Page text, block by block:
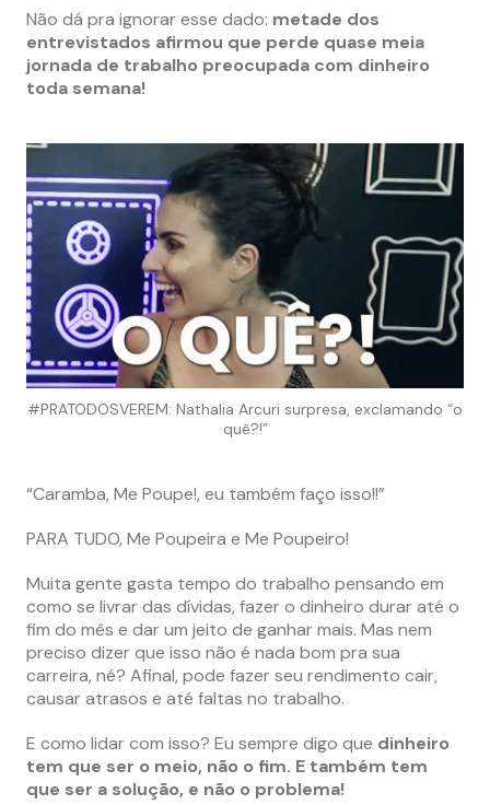
Não dá pra ignorar esse dado: metade dos
entrevistados afirmou que perde quase meia
jornada de trabalho preocupada com dinheiro
toda semana!
#PRATODOSVEREM: Nathalia Arcuri surpresa, exclamando “o
quê?!”
“Caramba, Me Poupe!, eu também faço isso!!”
PARA TUDO, Me Poupeira e Me Poupeiro!
Muita gente gasta tempo do trabalho pensando em
como se livrar das dívidas, fazer o dinheiro durar até o
fim do mês e dar um jeito de ganhar mais. Mas nem
preciso dizer que isso não é nada bom pra sua
carreira, né? Afinal, pode fazer seu rendimento cair,
causar atrasos e até faltas no trabalho.
E como lidar com isso? Eu sempre digo que dinheiro
tem que ser o meio, não o fim. E também tem
que ser a solução, e não o problema!